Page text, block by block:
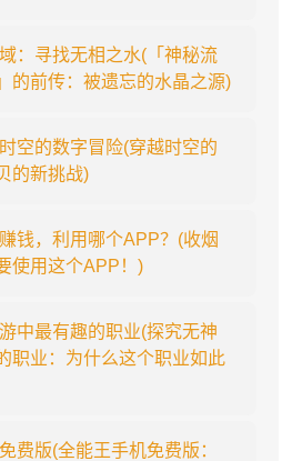
：寻找无相之水(「神秘流
的前传：被遗忘的水晶之源)
空的数字冒险(穿越时空的
的新挑战)
钱，利用哪个APP？(收烟
使用这个APP！)
中最有趣的职业(探究无神
职业：为什么这个职业如此
费版(全能王手机免费版：